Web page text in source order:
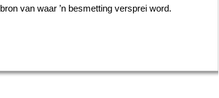
bron van waar ’n besmetting versprei word.